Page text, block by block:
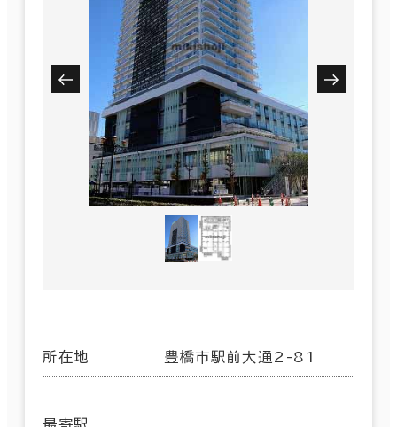
所在地 豊橋市駅前大通2-81
最寄駅